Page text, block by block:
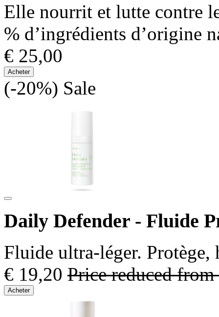
Elle nourrit et lutte contre
% d’ingrédients d’origine
€ 25,00
Acheter
(-20%) Sale
Daily Defender - Fluide
Fluide ultra-léger.
€ 19,20 Price reduced from
Acheter